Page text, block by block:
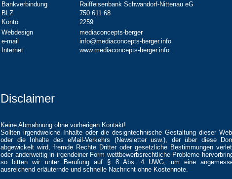
Bankverbindung
Raiffeisenbank Schwandorf-Nittenau eG
BLZ
750 611 68
Konto
2259
Webdesign
mediaconcepts-berger
e-mail
info@mediaconcepts-berger.info
Internet
www.mediaconcepts-berger.info
Disclaimer
Keine Abmahnung ohne vorherigen Kontakt!
Sollten irgendwelche Inhalte oder die designtechnische Gestaltung dieser
oder die Inhalte des eMail-Verkehrs (Newsletter usw.), der über diese
abgewickelt wird, fremde Rechte Dritter oder gesetzliche Bestimmungen
oder anderweitig in irgendeiner Form wettbewerbsrechtliche Probleme
so bitten wir unter Berufung auf § 8 Abs. 4 UWG, um eine
ausreichend erläuternde und schnelle Nachricht ohne Kostennote.